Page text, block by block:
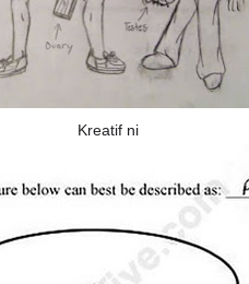
Kreatif ni